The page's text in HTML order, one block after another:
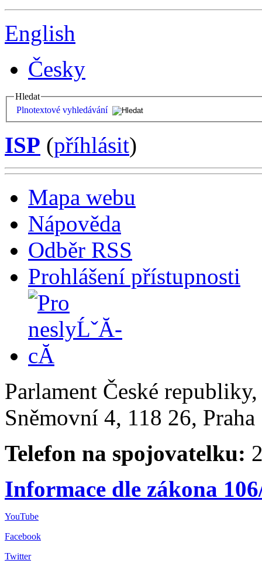
English
Česky
Hledat
Plnotextové vyhledávání
ISP (příhlásit)
Mapa webu
Nápověda
Odběr RSS
Prohlášení přístupnosti
Parlament České
Sněmovní 4, 118 26,
Telefon na spojovatelku:
Informace dle zákona
YouTube
Facebook
Twitter